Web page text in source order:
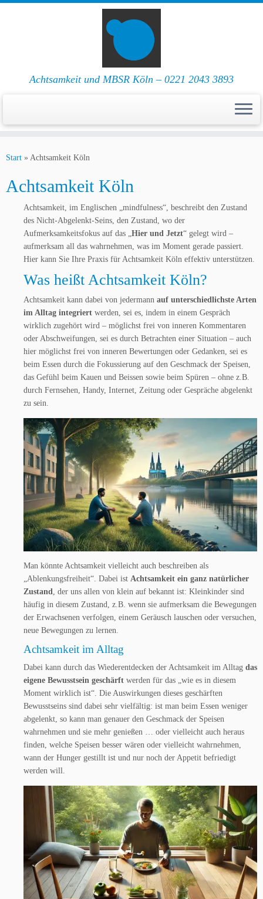
Inhalt
Achtsamkeit und MBSR Köln – 0221 2043 3893
Start » Achtsamkeit Köln
Achtsamkeit Köln
Achtsamkeit, im Englischen „mindfulness“, beschreibt den Zustand
des Nicht-Abgelenkt-Seins, den Zustand, wo der
Aufmerksamkeitsfokus auf das „Hier und Jetzt“ gelegt wird –
aufmerksam all das wahrnehmen, was im Moment gerade passiert.
Hier kann Sie Ihre Praxis für Achtsamkeit Köln effektiv unterstützen.
Was heißt Achtsamkeit Köln?
Achtsamkeit kann dabei von jedermann auf unterschiedlichste Arten
im Alltag integriert werden, sei es, indem in einem Gespräch
wirklich zugehört wird – möglichst frei von inneren Kommentaren
oder Abschweifungen, sei es durch Betrachten einer Situation – auch
hier möglichst frei von inneren Bewertungen oder Gedanken, sei es
beim Essen durch die Fokussierung auf den Geschmack der Speisen,
das Gefühl beim Kauen und Beissen sowie beim Spüren – ohne z.B.
durch Fernsehen, Handy, Internet, Zeitung oder Gespräche abgelenkt
zu sein.
Man könnte Achtsamkeit vielleicht auch beschreiben als
„Ablenkungsfreiheit“. Dabei ist Achtsamkeit ein ganz natürlicher
Zustand
, der uns allen von klein auf bekannt ist: Kleinkinder sind
häufig in diesem Zustand, z.B. wenn sie aufmerksam die Bewegungen
der Erwachsenen verfolgen, einem Geräusch lauschen oder versuchen,
neue Bewegungen zu lernen.
Achtsamkeit im Alltag
Dabei kann durch das Wiederentdecken der Achtsamkeit im Alltag das
eigene Bewusstsein geschärft werden für das „wie es in diesem
Moment wirklich ist“. Die Auswirkungen dieses geschärften
Bewusstseins sind dabei sehr vielfältig: ist man beim Essen weniger
abgelenkt, so kann man genauer den Geschmack der Speisen
wahrnehmen und sie mehr genießen … oder vielleicht auch heraus
finden, welche Speisen besser wären oder vielleicht wahrnehmen,
wann der Hunger gestillt ist und nur noch der Appetit befriedigt
werden will.